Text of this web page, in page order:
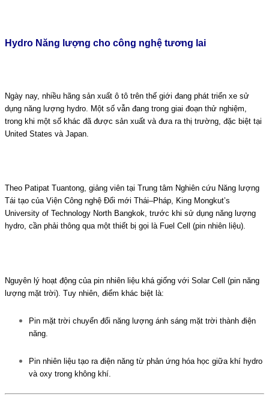
Hydro Năng lượng cho công nghệ tương lai
Ngày nay, nhiều hãng sản xuất ô tô trên thế giới đang phát triển xe sử
dụng năng lượng hydro. Một số vẫn đang trong giai đoạn thử nghiệm,
trong khi một số khác đã được sản xuất và đưa ra thị trường, đặc biệt tại
United States và Japan.
Theo Patipat Tuantong, giảng viên tại Trung tâm Nghiên cứu Năng lượng
Tái tạo của Viện Công nghệ Đổi mới Thái–Pháp, King Mongkut’s
University of Technology North Bangkok, trước khi sử dụng năng lượng
hydro, cần phải thông qua một thiết bị gọi là Fuel Cell (pin nhiên liệu).
Nguyên lý hoạt động của pin nhiên liệu khá giống với Solar Cell
(pin năng
lượng mặt trời). Tuy nhiên, điểm khác biệt là:
Pin mặt trời chuyển đổi năng lượng ánh sáng mặt trời thành điện
năng.
Pin nhiên liệu tạo ra điện năng từ phản ứng hóa học giữa khí hydro
và oxy trong không khí.